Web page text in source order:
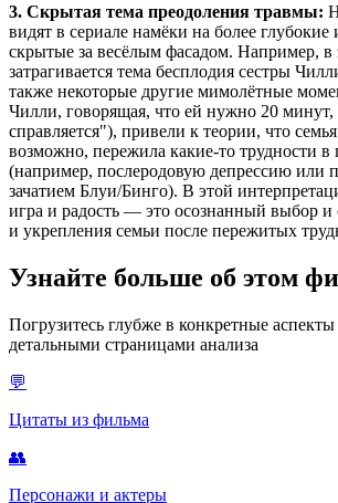
3. Скрытая тема преодоления травмы:
видят в сериале намёки на более
скрытые за весёлым фасадом. Например, в
затрагивается тема бесплодия сестры
также некоторые другие мимолётные
Чилли, говорящая, что ей нужно 20
справляется"), привели к теории, что
возможно, пережила какие-то трудности
(например, послеродовую депрессию или
зачатием Блуи/Бинго). В этой
игра и радость — это осознанный выбор и
и укрепления семьи после пережитых
Узнайте больше об этом
Погрузитесь глубже в конкретные
детальными страницами анализа
💬
Цитаты из фильма
👥
Персонажи и актеры